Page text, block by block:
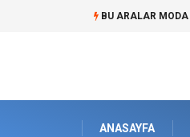
BU ARALAR MODA
ANASAYFA